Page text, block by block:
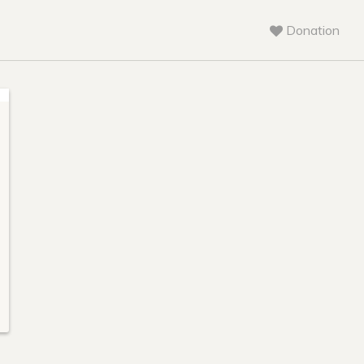
Donation